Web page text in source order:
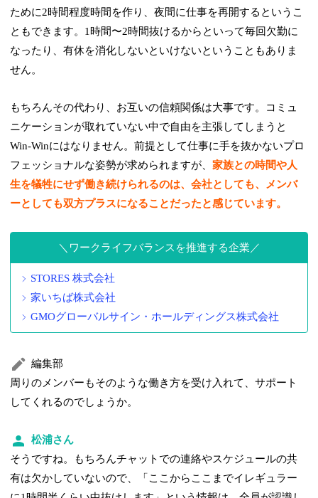
ために2時間程度時間を作り、夜間に仕事を再開するというこ
ともできます。1時間〜2時間抜けるからといって毎回欠勤に
なったり、有休を消化しないといけないということもありま
せん。
もちろんその代わり、お互いの信頼関係は大事です。コミュ
ニケーションが取れていない中で自由を主張してしまうと
Win-Winにはなりません。前提として仕事に手を抜かないプロ
フェッショナルな姿勢が求められますが、家族との時間や人
生を犠牲にせず働き続けられるのは、会社としても、メンバ
ーとしても双方プラスになることだったと感じています。
ワークライフバランスを推進する企業
STORES 株式会社
家いちば株式会社
GMOグローバルサイン・ホールディングス株式会社
編集部
周りのメンバーもそのような働き方を受け入れて、サポート
してくれるのでしょうか。
松浦さん
そうですね。もちろんチャットでの連絡やスケジュールの共
有は欠かしていないので、「ここからここまでイレギュラー